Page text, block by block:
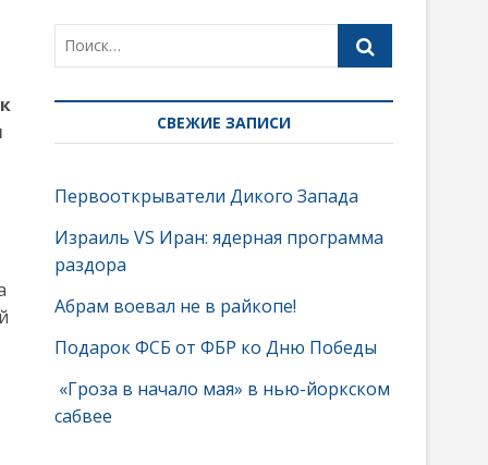
СВЕЖИЕ ЗАПИСИ
Первооткрыватели Дикого Запада
Израиль VS Иран: ядерная программа
раздора
Абрам воевал не в райкопе!
Подарок ФСБ от ФБР ко Дню Победы
«Гроза в начало мая» в нью-йоркском
сабвее